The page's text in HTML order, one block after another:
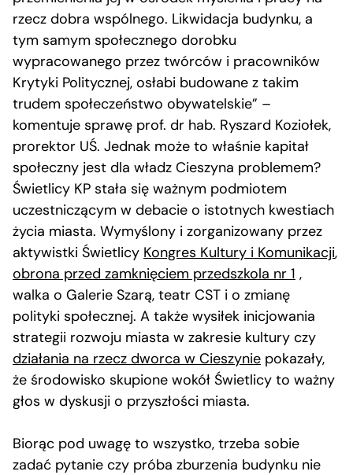
rzecz dobra wspólnego. Likwidacja budynku, a
tym samym społecznego dorobku
wypracowanego przez twórców i pracowników
Krytyki Politycznej, osłabi budowane z takim
trudem społeczeństwo obywatelskie” –
komentuje sprawę prof. dr hab. Ryszard Koziołek,
prorektor UŚ. Jednak może to właśnie kapitał
społeczny jest dla władz Cieszyna problemem?
Świetlicy KP stała się ważnym podmiotem
uczestniczącym w debacie o istotnych kwestiach
życia miasta. Wymyślony i zorganizowany przez
aktywistki Świetlicy Kongres Kultury i Komunikacji,
obrona przed zamknięciem przedszkola nr 1 ,
walka o Galerie Szarą, teatr CST i o zmianę
polityki społecznej. A także wysiłek inicjowania
strategii rozwoju miasta w zakresie kultury czy
działania na rzecz dworca w Cieszynie pokazały,
że środowisko skupione wokół Świetlicy to ważny
głos w dyskusji o przyszłości miasta.
Biorąc pod uwagę to wszystko, trzeba sobie
zadać pytanie czy próba zburzenia budynku nie